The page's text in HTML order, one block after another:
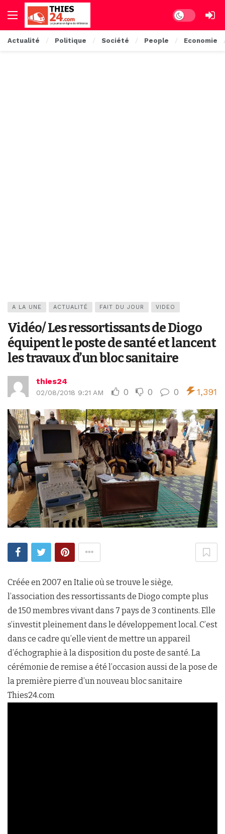
Dark mode
Actualité Politique Société People Economie
A LA UNE ACTUALITÉ FAIT DU JOUR VIDEO
Vidéo/ Les ressortissants de Diogo
équipent le poste de santé et lancent
les travaux d’un bloc sanitaire
thies24
02/08/2018 9:21 AM 0 0 0 1,391
Créée en 2007 en Italie où se trouve le siège,
l’association des ressortissants de Diogo compte plus
de 150 membres vivant dans 7 pays de 3 continents. Elle
s’investit pleinement dans le développement local. C’est
dans ce cadre qu’elle vient de mettre un appareil
d’échographie à la disposition du poste de santé. La
cérémonie de remise a été l’occasion aussi de la pose de
la première pierre d’un nouveau bloc sanitaire
Thies24.com